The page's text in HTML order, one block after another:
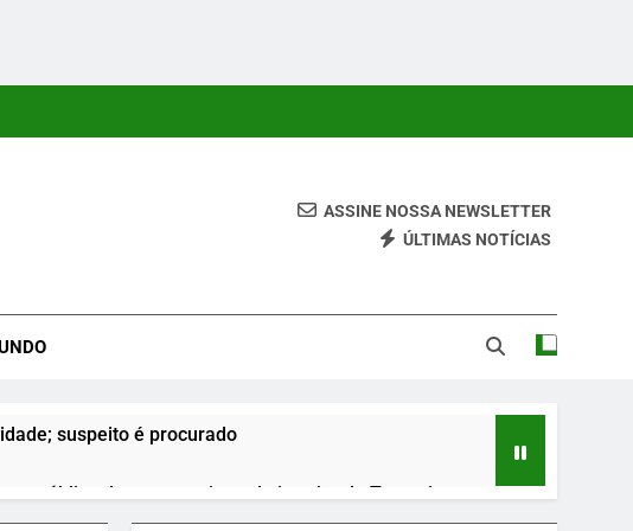
Para O Leitor.
ASSINE NOSSA NEWSLETTER
ÚLTIMAS NOTÍCIAS
suspeito é procurado
pública durante roteiro pelo interior do Tocantins